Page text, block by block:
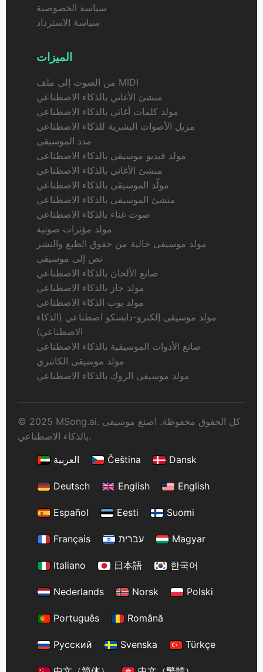
سياسة الخصوصية
سياسة الاسترداد
الميزات
من الصوت إلى ملف MIDI
منشئ الأغاني بالذكاء الاصطناعي
مولد كلمات أغاني بالذكاء الاصطناعي
مزيل الأصوات البشرية للذكاء الاصطناعي
مدد الموسيقى
مولد فيديو موسيقي بالذكاء الاصطناعي
منشئ الأغاني بالذكاء الاصطناعي
مولّد الموسيقى بالذكاء الاصطناعي
منشئ الموسيقى بالذكاء الاصطناعي
صوت غناء بالذكاء الاصطناعي
مولد مؤثرات صوتية
مولد موسيقى خالية من حقوق الطبع والنشر
نص إلى موسيقى
صانع الألحان بالذكاء الاصطناعي
مولد جاز بالذكاء الاصطناعي
مولد بوب الذكاء الاصطناعي
مولد موسيقى إلكترو-دايسكو اصطناعي (الذكاء
الاصطناعي)
صانع الأدوات الموسيقية بالذكاء الاصطناعي
مولد موسيقى الكانتري
مولد موسيقى الروك بالذكاء الاصطناعي
© 2025 MSong.ai. كل الحقوق محفوظة. اصنع موسيقى
بالذكاء الاصطناعي.
العربية
Čeština Dansk
Deutsch English English
Español Eesti Suomi
Français עברית Magyar
Italiano 日本語 한국어
Nederlands Norsk Polski
Português Română
Русский Svenska Türkçe